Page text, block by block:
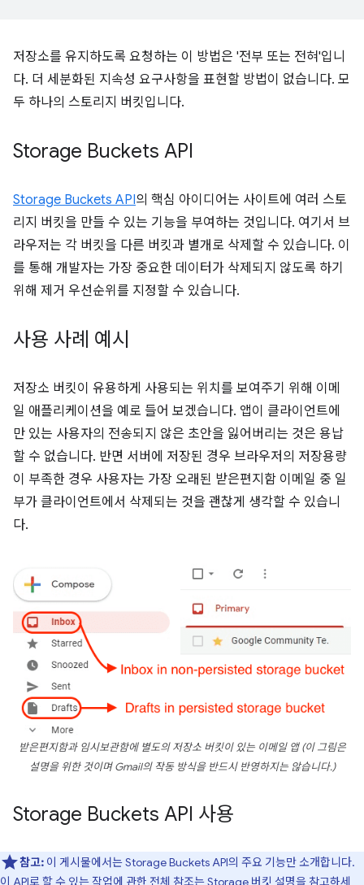
저장소를 유지하도록 요청하는 이 방법은 '전부 또는 전혀'입니
다. 더 세분화된 지속성 요구사항을 표현할 방법이 없습니다. 모
두 하나의 스토리지 버킷입니다.
Storage Buckets API
Storage Buckets API의 핵심 아이디어는 사이트에 여러 스토
리지 버킷을 만들 수 있는 기능을 부여하는 것입니다. 여기서 브
라우저는 각 버킷을 다른 버킷과 별개로 삭제할 수 있습니다. 이
를 통해 개발자는 가장 중요한 데이터가 삭제되지 않도록 하기
위해 제거 우선순위를 지정할 수 있습니다.
사용 사례 예시
저장소 버킷이 유용하게 사용되는 위치를 보여주기 위해 이메
일 애플리케이션을 예로 들어 보겠습니다. 앱이 클라이언트에
만 있는 사용자의 전송되지 않은 초안을 잃어버리는 것은 용납
할 수 없습니다. 반면 서버에 저장된 경우 브라우저의 저장용량
이 부족한 경우 사용자는 가장 오래된 받은편지함 이메일 중 일
부가 클라이언트에서 삭제되는 것을 괜찮게 생각할 수 있습니
다.
받은편지함과 임시보관함에 별도의 저장소 버킷이 있는 이메일 앱 (이 그림은
설명을 위한 것이며 Gmail의 작동 방식을 반드시 반영하지는 않습니다.)
Storage Buckets API 사용
참고: 이 게시물에서는 Storage Buckets API의 주요 기능만 소개합니다.
이 API로 할 수 있는 작업에 관한 전체 참조는Storage 버킷 설명을 참고하세